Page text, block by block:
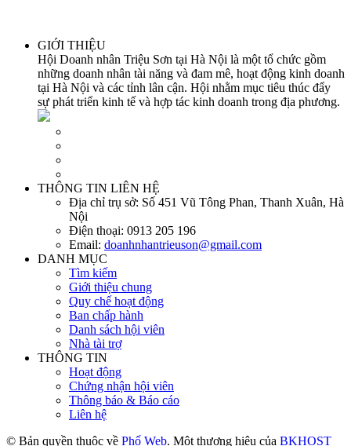
GIỚI THIỆU
Hội Doanh nhân Triệu Sơn tại Hà Nội là một tổ chức gồm
những doanh nhân tài năng và đam mê, hoạt động kinh doanh
tại Hà Nội và các tỉnh lân cận. Hội nhằm mục tiêu thúc đẩy
sự phát triển kinh tế và hợp tác kinh doanh trong địa phương.
THÔNG TIN LIÊN HỆ
Địa chỉ trụ sở: Số 451 Vũ Tông Phan, Thanh Xuân, Hà
Nội
Điện thoại: 0913 205 196
Email: doanhnhantrieuson@gmail.com
DANH MỤC
Tìm kiếm
Giới thiệu chung
Quy chế hoạt động
Ban chấp hành
Danh sách hội viên
Nhà tài trợ
THÔNG TIN
Hoạt động
Chứng nhận hội viên
Thông báo & Báo cáo
Liên hệ
© Bản quyền thuộc về Phố Web. Một thương hiệu của BKHOST